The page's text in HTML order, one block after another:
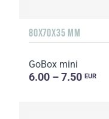
80X70X35 MM
GoBox mini
6.00 – 7.50 EUR